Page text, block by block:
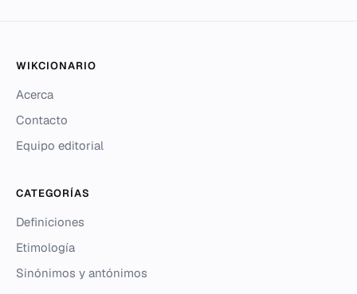
WIKCIONARIO
Acerca
Contacto
Equipo editorial
CATEGORÍAS
Definiciones
Etimología
Sinónimos y antónimos